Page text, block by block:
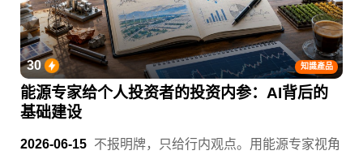
知識產品
30
能源专家给个人投资者的投资内参：AI背后的
基础建设
2026-06-15 不报明牌，只给行内观点。用能源专家视角